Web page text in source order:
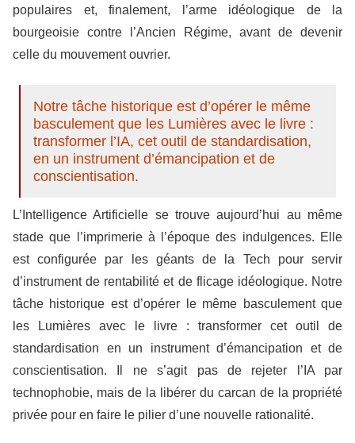
populaires et, finalement, l’arme idéologique de la
bourgeoisie contre l’Ancien Régime, avant de devenir
celle du mouvement ouvrier.
Notre tâche historique est d’opérer le même
basculement que les Lumières avec le livre :
transformer l’IA, cet outil de standardisation,
en un instrument d’émancipation et de
conscientisation.
L’Intelligence Artificielle se trouve aujourd’hui au même
stade que l’imprimerie à l’époque des indulgences. Elle
est configurée par les géants de la Tech pour servir
d’instrument de rentabilité et de flicage idéologique. Notre
tâche historique est d’opérer le même basculement que
les Lumières avec le livre : transformer cet outil de
standardisation en un instrument d’émancipation et de
conscientisation. Il ne s’agit pas de rejeter l’IA par
technophobie, mais de la libérer du carcan de la propriété
privée pour en faire le pilier d’une nouvelle rationalité.